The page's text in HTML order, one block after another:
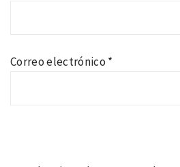
Correo electrónico *